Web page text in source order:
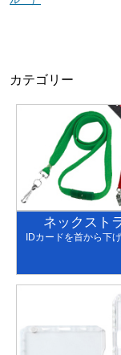
カテゴリー
ネックスト
IDカードを首から下